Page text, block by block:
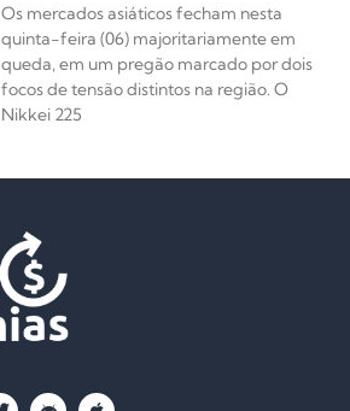
Os mercados asiáticos fecham nesta
quinta-feira (06) majoritariamente em
queda, em um pregão marcado por dois
focos de tensão distintos na região. O
Nikkei 225